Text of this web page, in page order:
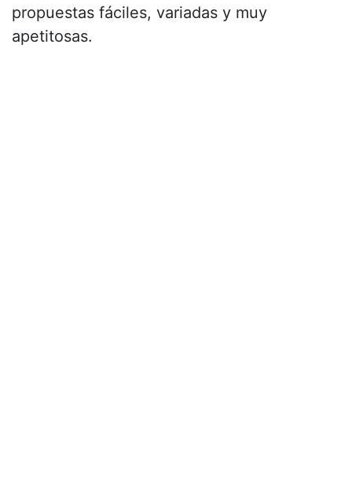
propuestas fáciles, variadas y muy
apetitosas.